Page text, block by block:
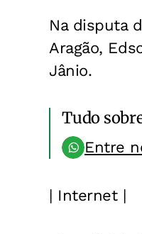
Na disputa
Aragão,
Jânio.
Tudo
Entre
| Internet |